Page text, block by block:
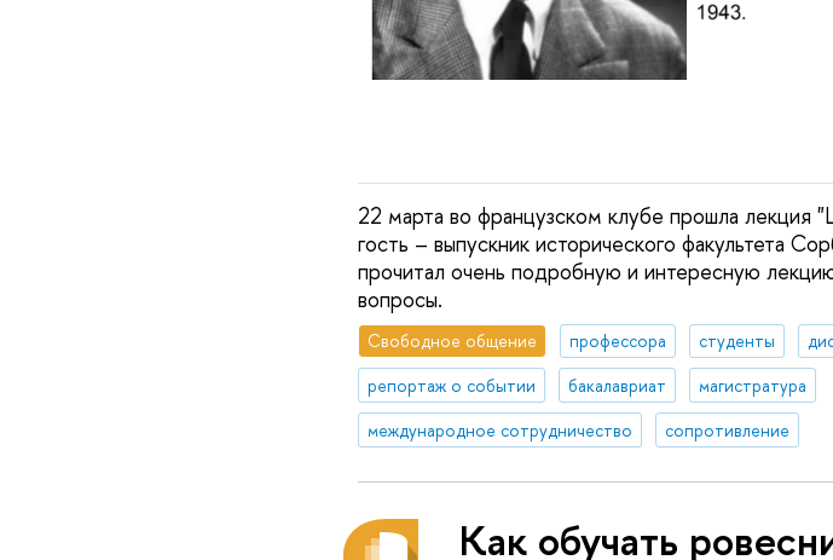
22 марта во французском клубе прошла лекция
гость – выпускник исторического
прочитал очень подробную и интересную
вопросы.
Свободное общение профессора студенты
репортаж о событии
бакалавриат
магистратура
международное сотрудничество
сопротивление
Как обучать